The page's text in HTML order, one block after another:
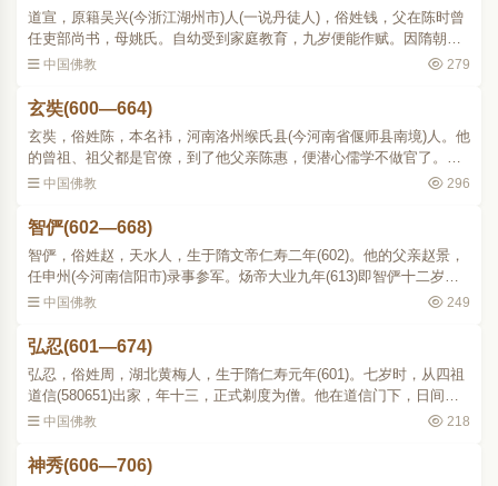
道宣，原籍吴兴(今浙江湖州市)人(一说丹徒人)，俗姓钱，父在陈时曾
任吏部尚书，母姚氏。自幼受到家庭教育，九岁便能作赋。因隋朝大
兴佛教，他十岁时，便舍家从长安日严寺慧頵受业，第二年就在日严
中国佛教 279
玄奘(600—664)
玄奘，俗姓陈，本名袆，河南洛州缑氏县(今河南省偃师县南境)人。他
的曾祖、祖父都是官僚，到了他父亲陈惠，便潜心儒学不做官了。玄
奘生于隋文帝开皇二十年(即公元600年。关于玄奘的生平，现存的
中国佛教 296
智俨(602—668)
智俨，俗姓赵，天水人，生于隋文帝仁寿二年(602)。他的父亲赵景，
任申州(今河南信阳市)录事参军。炀帝大业九年(613)即智俨十二岁
时，法顺到他家里，请求把智俨给他作弟子，赵景夫妇欣然应允，法
中国佛教 249
弘忍(601—674)
弘忍，俗姓周，湖北黄梅人，生于隋仁寿元年(601)。七岁时，从四祖
道信(580651)出家，年十三，正式剃度为僧。他在道信门下，日间从
事劳动，夜间静坐习禅。道信常以禅宗顿渐宗旨考验他，他触事解
中国佛教 218
神秀(606—706)